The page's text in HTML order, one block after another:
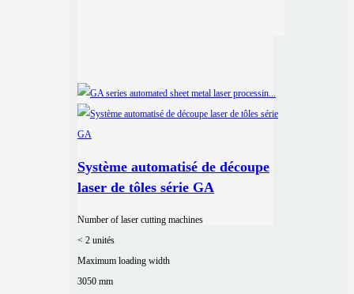
Système automatisé de découpe
laser de tôles série GA
Number of laser cutting machines
< 2 unités
Maximum loading width
3050 mm